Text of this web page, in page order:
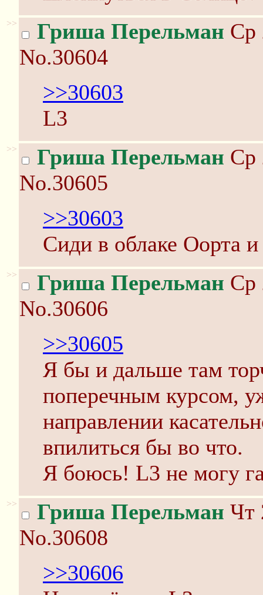
>> Гриша Перельман Ср
No.30604
>>30603
L3
>> Гриша Перельман Ср
No.30605
>>30603
Сиди в облаке Оорта
>> Гриша Перельман Ср
No.30606
>>30605
Я бы и дальше там
поперечным курсом,
направлении
впилиться бы во что.
Я боюсь! L3 не могу
>> Гриша Перельман Чт
No.30608
>>30606